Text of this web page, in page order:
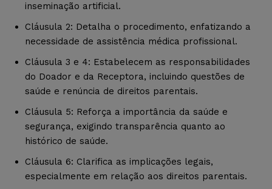
inseminação artificial.
Cláusula 2: Detalha o procedimento, enfatizando a
necessidade de assistência médica profissional.
Cláusula 3 e 4: Estabelecem as responsabilidades
do Doador e da Receptora, incluindo questões de
saúde e renúncia de direitos parentais.
Cláusula 5: Reforça a importância da saúde e
segurança, exigindo transparência quanto ao
histórico de saúde.
Cláusula 6: Clarifica as implicações legais,
especialmente em relação aos direitos parentais.